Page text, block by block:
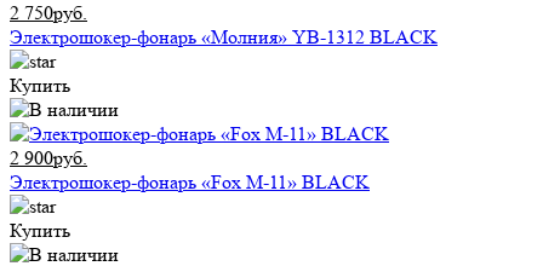
2 750руб.
Электрошокер-фонарь «Молния» YB-1312 BLACK
Купить
2 900руб.
Электрошокер-фонарь «Fox M-11» BLACK
Купить